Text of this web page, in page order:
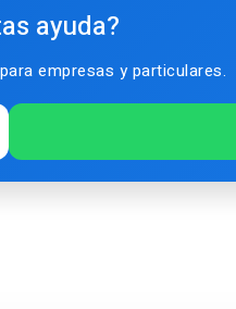
ayuda?
empresas y particulares.